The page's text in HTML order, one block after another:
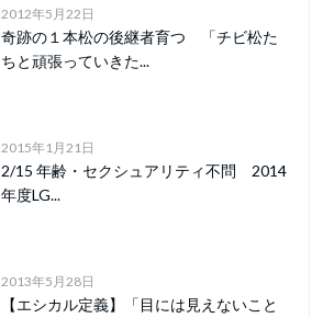
2012年5月22日
奇跡の１本松の後継者育つ 「チビ松た
ちと頑張っていきた...
2015年1月21日
2/15 年齢・セクシュアリティ不問 2014
年度LG...
2013年5月28日
【エシカル定義】「目には見えないこと